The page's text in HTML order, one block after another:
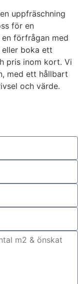
uppfräschning
för en
förfrågan med
boka ett
pris inom kort. Vi
med ett hållbart
och värde.